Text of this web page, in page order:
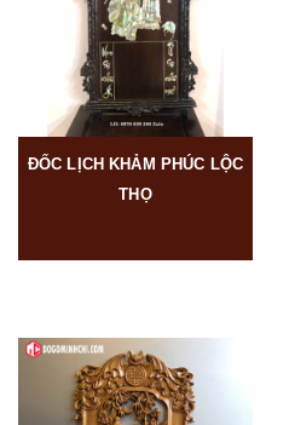
ĐỐC LỊCH KHẢM PHÚC LỘC
THỌ